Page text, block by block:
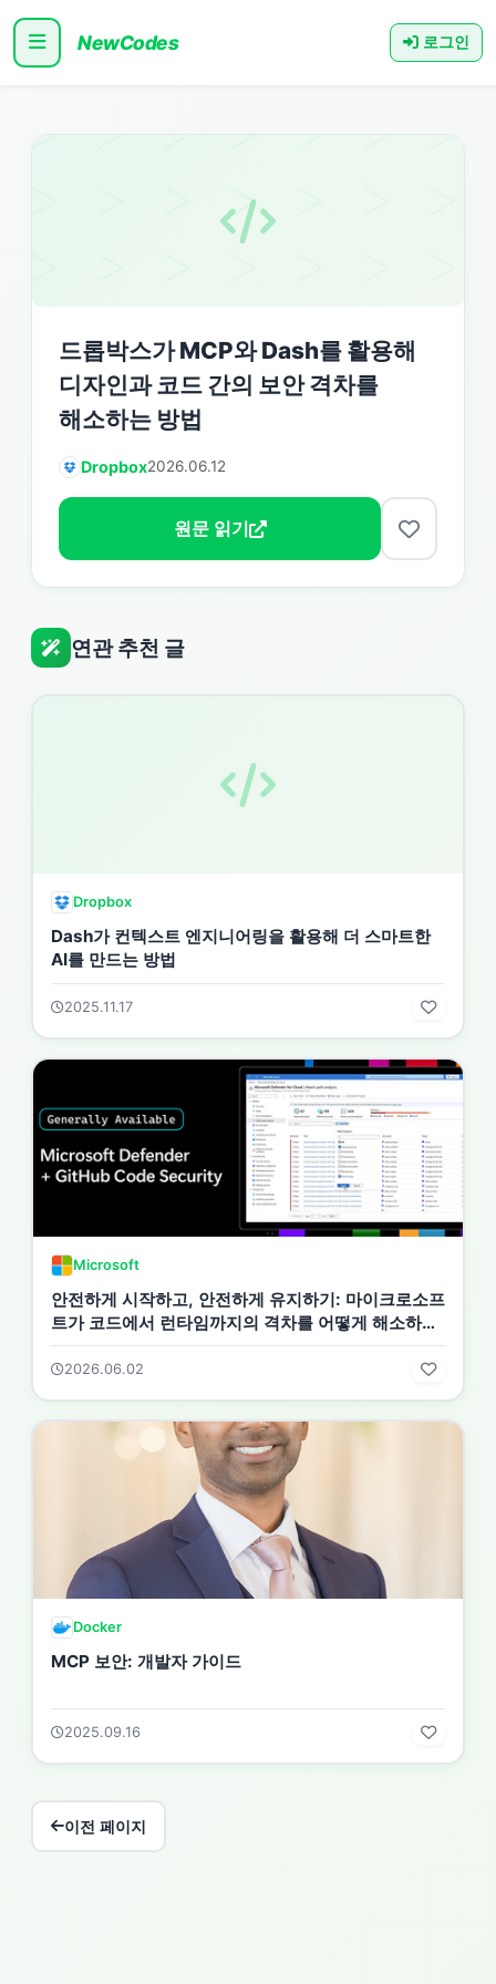
NewCodes 로그인
드롭박스가 MCP와 Dash를 활용해
디자인과 코드 간의 보안 격차를
해소하는 방법
Dropbox2026.06.12
원문 읽기
연관 추천 글
Dropbox
Dash가 컨텍스트 엔지니어링을 활용해 더 스마트한
AI를 만드는 방법
2025.11.17
Microsoft
안전하게 시작하고, 안전하게 유지하기: 마이크로소프
트가 코드에서 런타임까지의 격차를 어떻게 해소하고
있는지
2026.06.02
Docker
MCP 보안: 개발자 가이드
2025.09.16
이전 페이지